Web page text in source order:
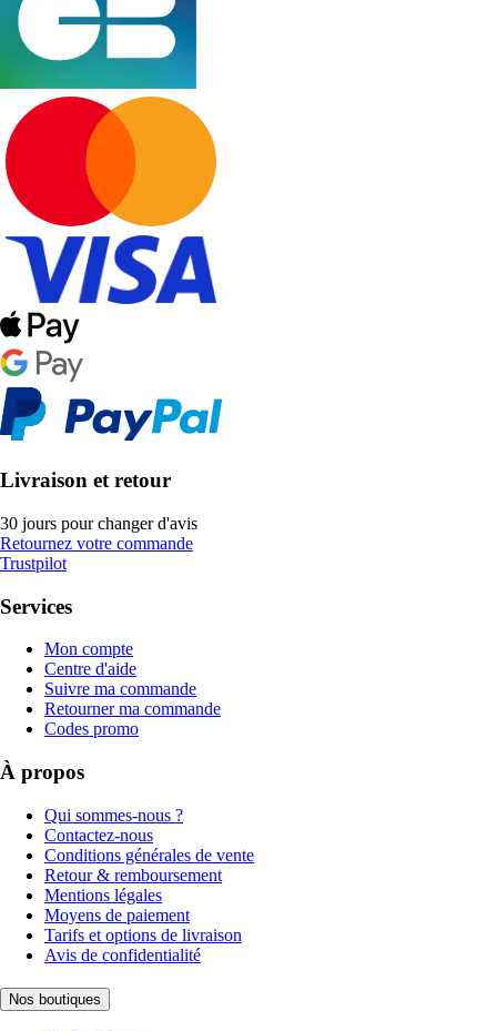
Livraison et retour
30 jours pour changer d'avis
Retournez votre commande
Trustpilot
Services
Mon compte
Centre d'aide
Suivre ma commande
Retourner ma commande
Codes promo
À propos
Qui sommes-nous ?
Contactez-nous
Conditions générales de vente
Retour & remboursement
Mentions légales
Moyens de paiement
Tarifs et options de livraison
Avis de confidentialité
Nos boutiques